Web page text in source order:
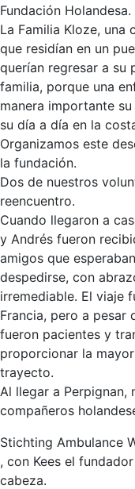
Fundación Holandesa.
La Familia Kloze, una
que residían en un
querían regresar a su
familia, porque una
manera importante
su día a día en la
Organizamos este
la fundación.
Dos de nuestros
reencuentro.
Cuando llegaron a
y Andrés fueron
amigos que
despedirse, con
irremediable. El viaje
Francia, pero a pesar
fueron pacientes y
proporcionar la
trayecto.
Al llegar a Perpignan,
compañeros
Stichting Ambulance
, con Kees el
cabeza.